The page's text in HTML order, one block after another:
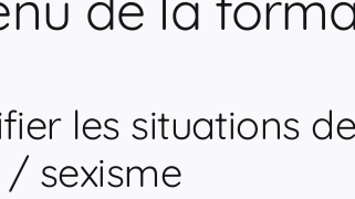
les situations
/ sexisme